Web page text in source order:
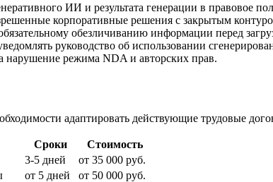
ИИ и результата генерации в правовое
корпоративные решения с закрытым
обезличиванию информации перед
руководство об использовании
нарушение режима NDA и авторских прав.
адаптировать действующие трудовые
Сроки
Стоимость
3-5 дней
от 35 000 руб.
от 5 дней
от 50 000 руб.